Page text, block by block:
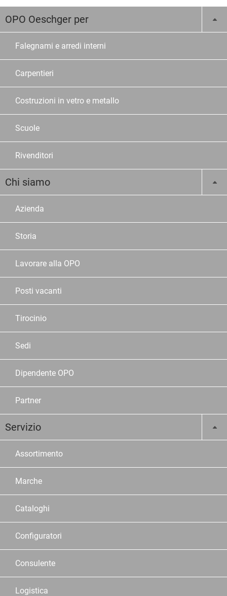
OPO Oeschger per
Falegnami e arredi interni
Carpentieri
Costruzioni in vetro e metallo
Scuole
Rivenditori
Chi siamo
Azienda
Storia
Lavorare alla OPO
Posti vacanti
Tirocinio
Sedi
Dipendente OPO
Partner
Servizio
Assortimento
Marche
Cataloghi
Configuratori
Consulente
Logistica